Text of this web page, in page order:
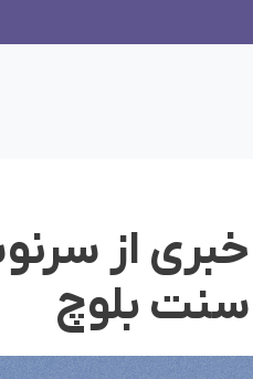
خبری از
سنت بلوچ